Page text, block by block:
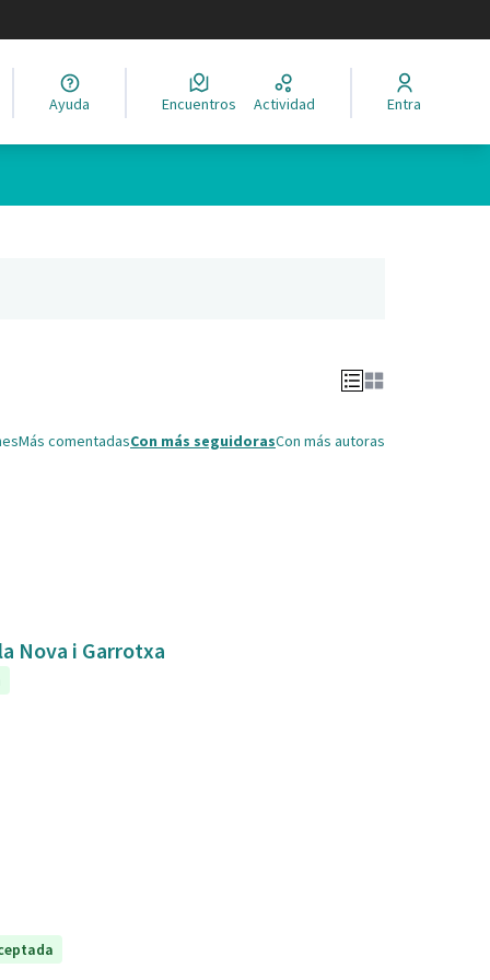
el idioma
Ayuda Encuentros Actividad Entra
Más comentadasCon más seguidorasCon más autoras
Nova i Garrotxa